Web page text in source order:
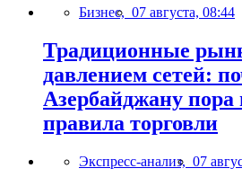
Бизнес, 07 августа, 08:44
Традиционные
давлением сетей:
Азербайджану пора
правила торговли
Экспресс-анализ, 07